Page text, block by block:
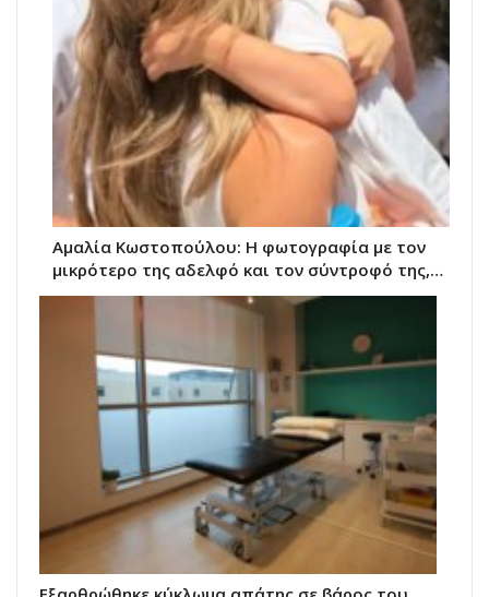
Αμαλία Κωστοπούλου: Η φωτογραφία με τον
μικρότερο της αδελφό και τον σύντροφό της,…